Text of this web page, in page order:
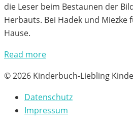
die Leser beim Bestaunen der
Herbauts. Bei Hadek und
Hause.
Read more
© 2026 Kinderbuch-Liebling
Datenschutz
Impressum